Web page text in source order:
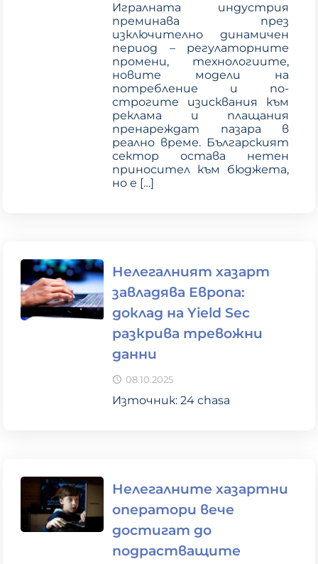
Игралната индустрия
преминава през
изключително динамичен
период – регулаторните
промени, технологиите,
новите модели на
потребление и по-
строгите изисквания към
реклама и плащания
пренареждат пазара в
реално време. Българският
сектор остава нетен
приносител към бюджета,
но е […]
Нелегалният хазарт
завладява Европа:
доклад на Yield Sec
разкрива тревожни
данни
08.10.2025
Източник: 24 chasa
Нелегалните хазартни
оператори вече
достигат до
подрастващите